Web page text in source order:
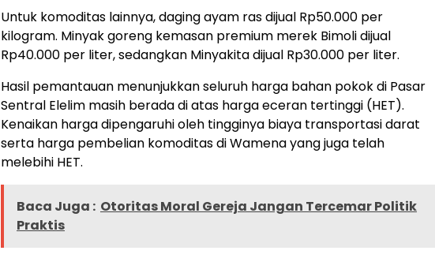
Untuk komoditas lainnya, daging ayam ras dijual Rp50.000 per
kilogram. Minyak goreng kemasan premium merek Bimoli dijual
Rp40.000 per liter, sedangkan Minyakita dijual Rp30.000 per liter.
Hasil pemantauan menunjukkan seluruh harga bahan pokok di Pasar
Sentral Elelim masih berada di atas harga eceran tertinggi (HET).
Kenaikan harga dipengaruhi oleh tingginya biaya transportasi darat
serta harga pembelian komoditas di Wamena yang juga telah
melebihi HET.
Baca Juga : Otoritas Moral Gereja Jangan Tercemar Politik
Praktis